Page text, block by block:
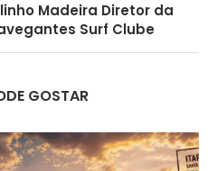
Madeira Diretor da
Surf Clube
GOSTAR